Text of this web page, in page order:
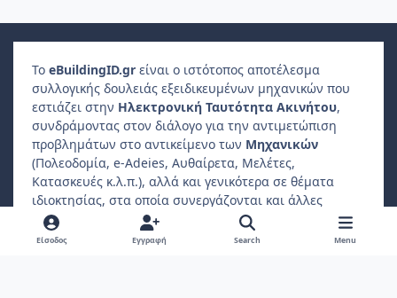
Το eBuildingID.gr είναι ο ιστότοπος αποτέλεσμα
συλλογικής δουλειάς εξειδικευμένων μηχανικών που
εστιάζει στην Ηλεκτρονική Ταυτότητα Ακινήτου,
συνδράμοντας στον διάλογο για την αντιμετώπιση
προβλημάτων στο αντικείμενο των Μηχανικών
(Πολεοδομία, e-Adeies, Αυθαίρετα, Μελέτες,
Κατασκευές κ.λ.π.), αλλά και γενικότερα σε θέματα
ιδιοκτησίας, στα οποία συνεργάζονται και άλλες
επαγγελματικές ενώσεις, όπως
Δικηγόροι
Συμβολαιογράφοι Φοροτεχνικοί
κ.λ.π..
Είσοδος Εγγραφή Search Menu